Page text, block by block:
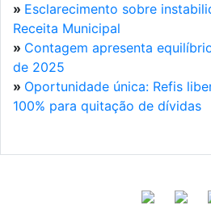
» Esclarecimento sobre
Receita Municipal
» Contagem apresenta
de 2025
» Oportunidade única: Refis
100% para quitação de dívidas